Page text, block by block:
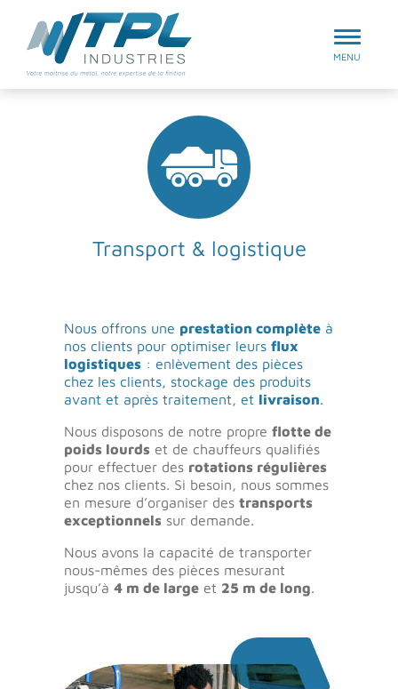
TPL Industries
MENU
Transport & logistique
Nous offrons une prestation complèteà
nos clients pour optimiser leurs flux
logistiques: enlèvement des pièces
chez les clients, stockage des produits
avant et après traitement, et livraison.
Nous disposons de notre propre flotte de
poids lourds et de chauffeurs qualifiés
pour effectuer des rotations régulières
chez nos clients. Si besoin, nous sommes
en mesure d’organiser des transports
exceptionnels sur demande.
Nous avons la capacité de transporter
nous-mêmes des pièces mesurant
jusqu’à 4 m de largeet 25 m de long.